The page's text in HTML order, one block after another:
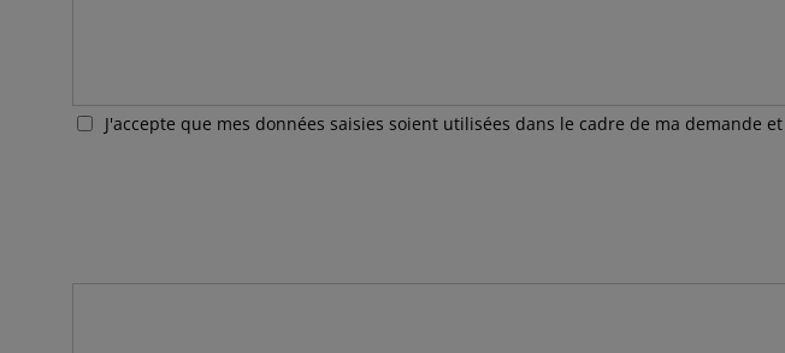
J'accepte que mes données saisies soient utilisées dans le cadre de ma demande